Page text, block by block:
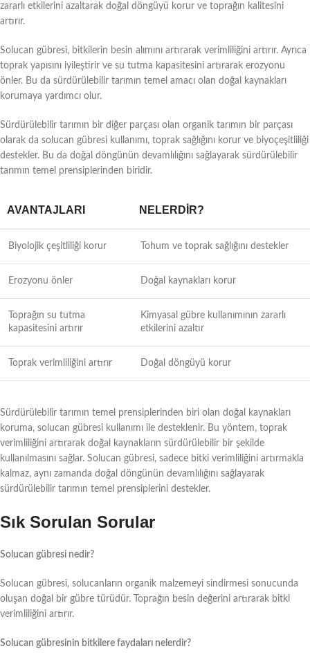
zararlı etkilerini azaltarak doğal döngüyü korur ve toprağın kalitesini
artırır.
Solucan gübresi, bitkilerin besin alımını artırarak verimliliğini artırır. Ayrıca
toprak yapısını iyileştirir ve su tutma kapasitesini artırarak erozyonu
önler. Bu da sürdürülebilir tarımın temel amacı olan doğal kaynakları
korumaya yardımcı olur.
Sürdürülebilir tarımın bir diğer parçası olan organik tarımın bir parçası
olarak da solucan gübresi kullanımı, toprak sağlığını korur ve biyoçeşitliliği
destekler. Bu da doğal döngünün devamlılığını sağlayarak sürdürülebilir
tarımın temel prensiplerinden biridir.
AVANTAJLARI NELERDIR?
Biyolojik çeşitliliği korur Tohum ve toprak sağlığını destekler
Erozyonu önler Doğal kaynakları korur
Toprağın su tutma
kapasitesini artırır
Kimyasal gübre kullanımının zararlı
etkilerini azaltır
Toprak verimliliğini artırır Doğal döngüyü korur
Sürdürülebilir tarımın temel prensiplerinden biri olan doğal kaynakları
koruma, solucan gübresi kullanımı ile desteklenir. Bu yöntem, toprak
verimliliğini artırarak doğal kaynakların sürdürülebilir bir şekilde
kullanılmasını sağlar. Solucan gübresi, sadece bitki verimliliğini artırmakla
kalmaz, aynı zamanda doğal döngünün devamlılığını sağlayarak
sürdürülebilir tarımın temel prensiplerini destekler.
Sık Sorulan Sorular
Solucan gübresi nedir?
Solucan gübresi, solucanların organik malzemeyi sindirmesi sonucunda
oluşan doğal bir gübre türüdür. Toprağın besin değerini artırarak bitki
verimliliğini artırır.
Solucan gübresinin bitkilere faydaları nelerdir?